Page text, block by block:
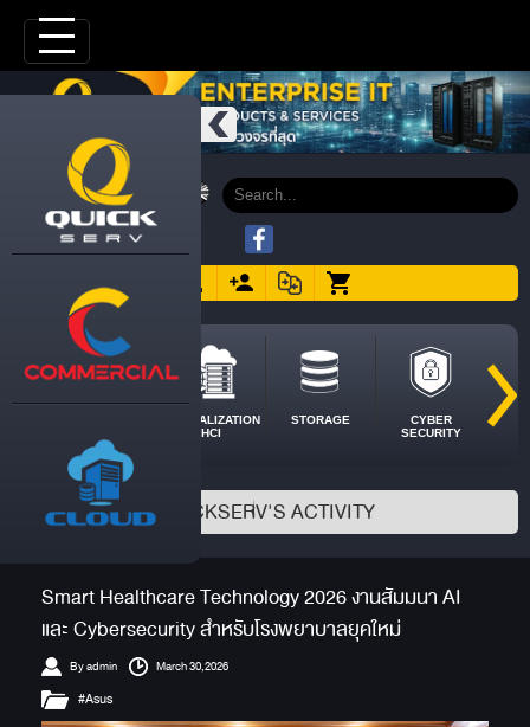
VIRTUALIZATION
HCI
STORAGE
CYBER
SECURITY
QUICKSERV'S ACTIVITY
Smart Healthcare Technology 2026 งานสัมมนา AI
และ Cybersecurity สำหรับโรงพยาบาลยุคใหม่
By admin March 30,2026
#Asus